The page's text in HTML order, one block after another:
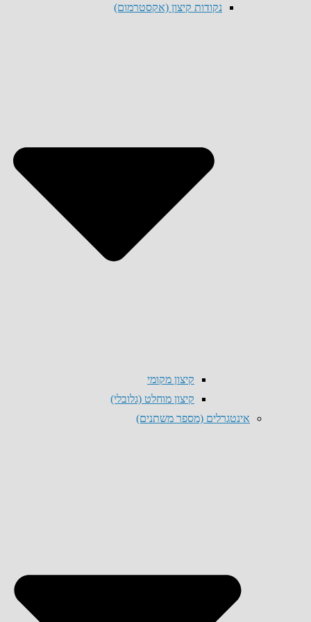
נקודות קיצון (אקסטרמום)
קיצון מקומי
קיצון מוחלט (גלובלי)
אינטגרלים (מספר משתנים)